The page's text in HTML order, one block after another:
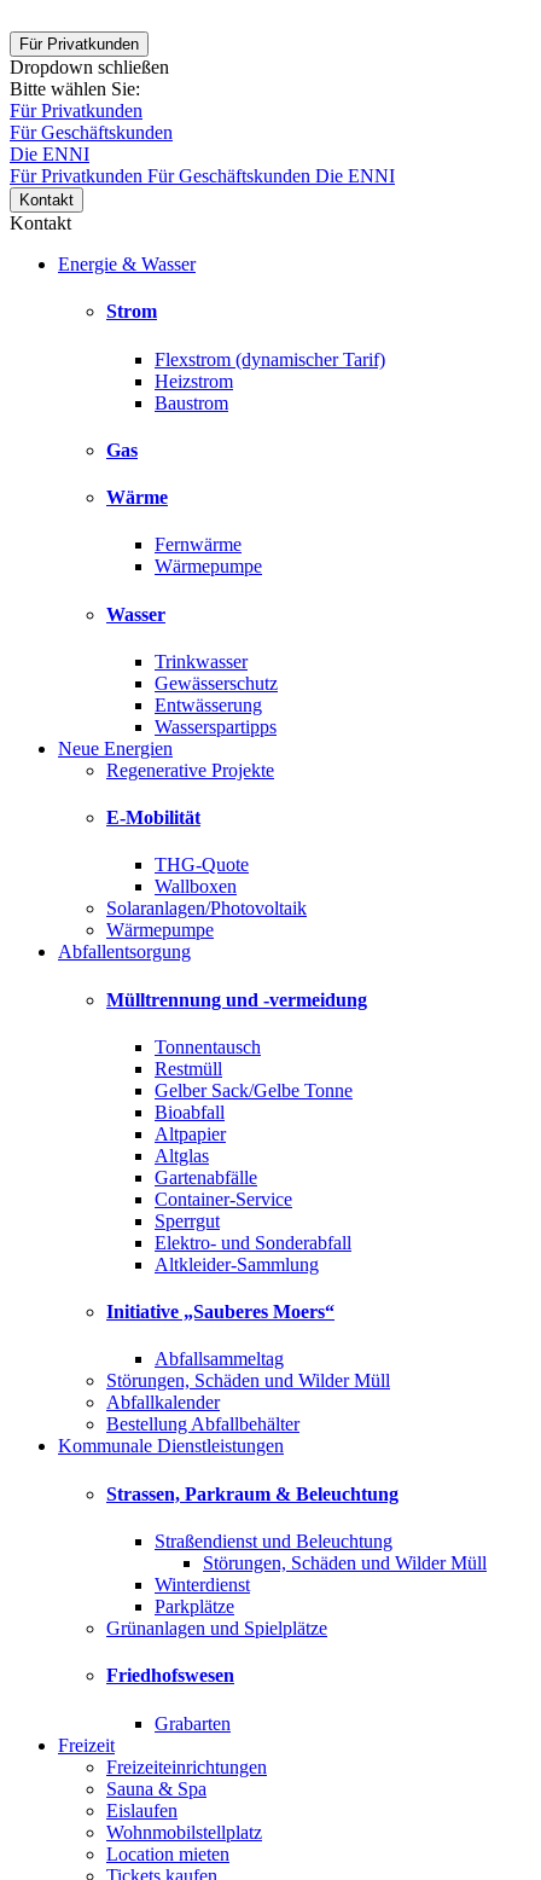
Für Privatkunden
Dropdown schließen
Bitte wählen Sie:
Für Privatkunden
Für Geschäftskunden
Die ENNI
Für Privatkunden Für Geschäftskunden Die ENNI
Kontakt
Kontakt
Energie & Wasser
Strom
Flexstrom (dynamischer Tarif)
Heizstrom
Baustrom
Gas
Wärme
Fernwärme
Wärmepumpe
Wasser
Trinkwasser
Gewässerschutz
Entwässerung
Wasserspartipps
Neue Energien
Regenerative Projekte
E-Mobilität
THG-Quote
Wallboxen
Solaranlagen/Photovoltaik
Wärmepumpe
Abfallentsorgung
Mülltrennung und -vermeidung
Tonnentausch
Restmüll
Gelber Sack/Gelbe Tonne
Bioabfall
Altpapier
Altglas
Gartenabfälle
Container-Service
Sperrgut
Elektro- und Sonderabfall
Altkleider-Sammlung
Initiative „Sauberes Moers“
Abfallsammeltag
Störungen, Schäden und Wilder Müll
Abfallkalender
Bestellung Abfallbehälter
Kommunale Dienstleistungen
Strassen, Parkraum & Beleuchtung
Straßendienst und Beleuchtung
Störungen, Schäden und Wilder Müll
Winterdienst
Parkplätze
Grünanlagen und Spielplätze
Friedhofswesen
Grabarten
Freizeit
Freizeiteinrichtungen
Sauna & Spa
Eislaufen
Wohnmobilstellplatz
Location mieten
Tickets kaufen